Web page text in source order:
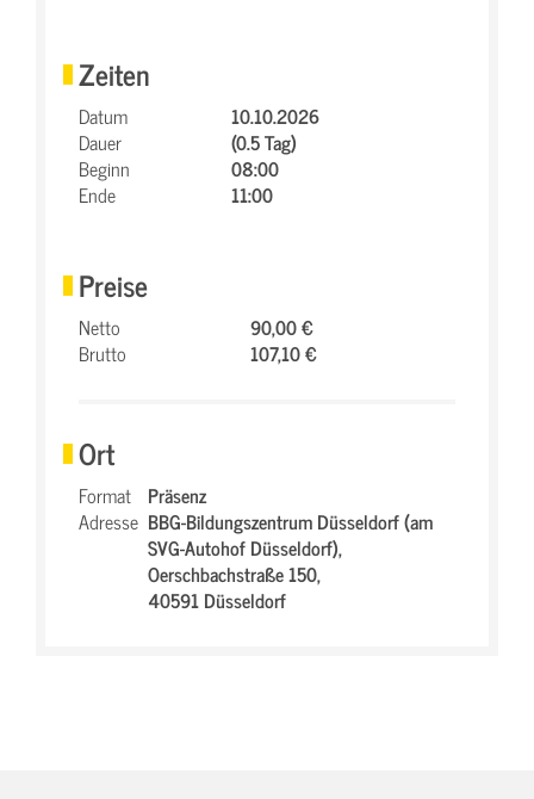
Zeiten
Datum
10.10.2026
Dauer
(0.5 Tag)
Beginn
08:00
Ende
11:00
Preise
Netto
90,00 €
Brutto
107,10 €
Ort
Format Präsenz
Adresse BBG-Bildungszentrum Düsseldorf (am
SVG-Autohof Düsseldorf),
Oerschbachstraße 150,
40591 Düsseldorf